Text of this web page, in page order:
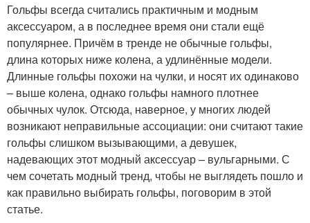
Гольфы всегда считались практичным и модным
аксессуаром, а в последнее время они стали ещё
популярнее. Причём в тренде не обычные гольфы,
длина которых ниже колена, а удлинённые модели.
Длинные гольфы похожи на чулки, и носят их одинаково
– выше колена, однако гольфы намного плотнее
обычных чулок. Отсюда, наверное, у многих людей
возникают неправильные ассоциации: они считают такие
гольфы слишком вызывающими, а девушек,
надевающих этот модный аксессуар – вульгарными. С
чем сочетать модный тренд, чтобы не выглядеть пошло и
как правильно выбирать гольфы, поговорим в этой
статье.